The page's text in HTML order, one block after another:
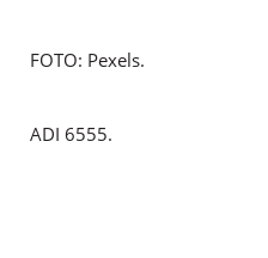
FOTO: Pexels.
ADI 6555.